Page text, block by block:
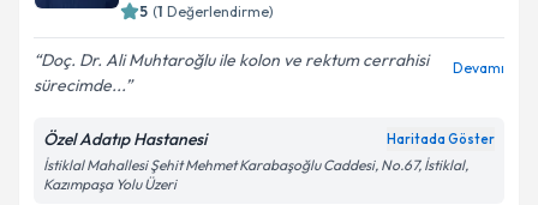
5 (1 Değerlendirme)
Doç. Dr. Ali Muhtaroğlu ile kolon ve rektum cerrahisi
sürecimde...
Devamı
Özel Adatıp Hastanesi Haritada Göster
İstiklal Mahallesi Şehit Mehmet Karabaşoğlu Caddesi, No.67, İstiklal,
Kazımpaşa Yolu Üzeri